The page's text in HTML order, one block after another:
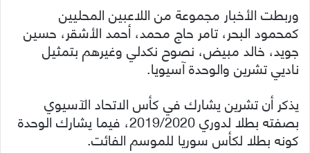
وربطت الأخبار مجموعة من اللاعبين المحليين
كمحمود البحر، تامر حاج محمد، أحمد الأشقر، حسين
جويد، خالد مبيض، نصوح نكدلي وغيرهم بتمثيل
ناديي تشرين والوحدة آسيويا.
يذكر أن تشرين يشارك في كأس الاتحاد الآسيوي
بصفته بطلا لدوري 2019/2020، فيما يشارك الوحدة
كونه بطلا لكأس سوريا للموسم الفائت.